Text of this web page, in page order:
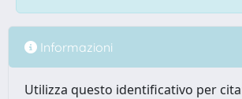
Informazioni
Utilizza questo identificativo per